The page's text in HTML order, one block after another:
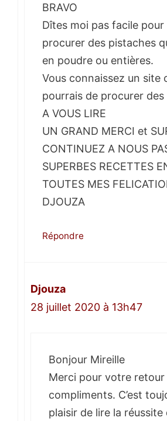
BRAVO
Dîtes moi pas facile
procurer des pistaches
en poudre ou entières.
Vous connaissez un site
pourrais de procurer
A VOUS LIRE
UN GRAND MERCI et
CONTINUEZ A NOUS
SUPERBES RECETTES
TOUTES MES
DJOUZA
Répondre
Djouza
28 juillet 2020 à 13h47
Bonjour Mireille
Merci pour votre retour
compliments. C’est
plaisir de lire la réussite